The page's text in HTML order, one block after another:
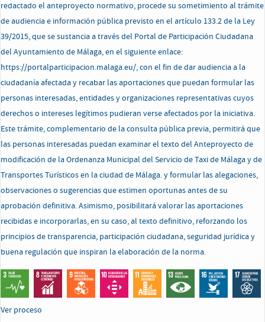
redactado el anteproyecto normativo, procede su sometimiento al trámite
de audiencia e información pública previsto en el artículo 133.2 de la Ley
39/2015, que se sustancia a través del Portal de Participación Ciudadana
del Ayuntamiento de Málaga, en el siguiente enlace:
https://portalparticipacion.malaga.eu/, con el fin de dar audiencia a la
ciudadanía afectada y recabar las aportaciones que puedan formular las
personas interesadas, entidades y organizaciones representativas cuyos
derechos o intereses legítimos pudieran verse afectados por la iniciativa.
Este trámite, complementario de la consulta pública previa, permitirá que
las personas interesadas puedan examinar el texto del Anteproyecto de
modificación de la Ordenanza Municipal del Servicio de Taxi de Málaga y de
Transportes Turísticos en la ciudad de Málaga. y formular las alegaciones,
observaciones o sugerencias que estimen oportunas antes de su
aprobación definitiva. Asimismo, posibilitará valorar las aportaciones
recibidas e incorporarlas, en su caso, al texto definitivo, reforzando los
principios de transparencia, participación ciudadana, seguridad jurídica y
buena regulación que inspiran la elaboración de la norma.
Ver proceso